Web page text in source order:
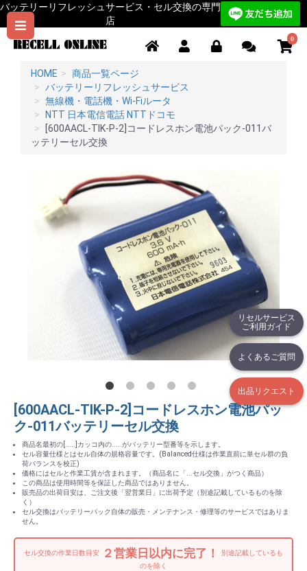
リセルサービス
ご利用ガイド
よくあるご質問
出品リクエスト
バッテリーリフレッシュサービス・セル交換の専門
店
0
HOME
商品一覧ページ
バッテリーリフレッシュサービス
無線機・電話機・Wi-Fiルータ
NTT 日本電信電話 NTTドコモ
[600AACL-TIK-P-2]コードレスホン電池パック-011バ
ッテリーセル交換
[600AACL-TIK-P-2]コードレスホン電池パッ
ク-011バッテリーセル交換
商品名最初の[.....]カッコ内の.....がバッテリー型番等を示します。
セル容量仕様とはセル自体の規格容量です。(Balanced仕様は作業直前に単セル群の負
荷バランスを校正)
価格にはセルと作業工賃が含まれます。（商品名に「...セル交換」がつく商品）
この商品は使用時間等を保証した商品ではありません。
販売品の出荷目安は、ご注文後「翌営業日」に出荷予定（別途記載しているものを除
く）
セル交換はバッテリーパック自体の販売・メンテナンス・修理等のサービスではありま
せん。
セル交換の作業日数目安 ２営業日以内に完了！
別途記載しているも
のを除く